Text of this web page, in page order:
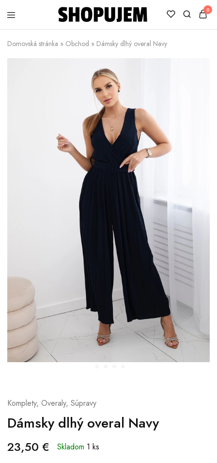
Shopujem
Veselé
s
0
Domovská stránka » Obchod » Dámsky dlhý overal Navy
Komplety, Overaly, Súpravy
Dámsky dlhý overal Navy
23,50 € Skladom 1 ks